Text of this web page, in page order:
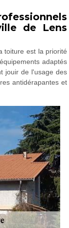
de Lens
toiture est la priorité
adaptés
jouir de l'usage des
antidérapantes et